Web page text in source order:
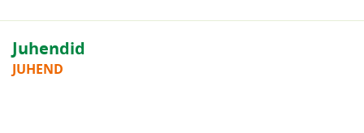
Juhendid
JUHEND